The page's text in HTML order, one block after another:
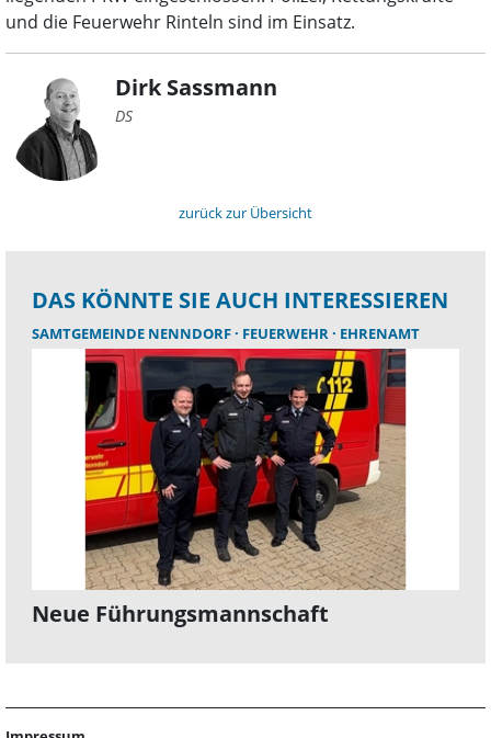
und die Feuerwehr Rinteln sind im Einsatz.
Dirk Sassmann
DS
zurück zur Übersicht
DAS KÖNNTE SIE AUCH INTERESSIEREN
SAMTGEMEINDE NENNDORF FEUERWEHR EHRENAMT
Neue Führungsmannschaft